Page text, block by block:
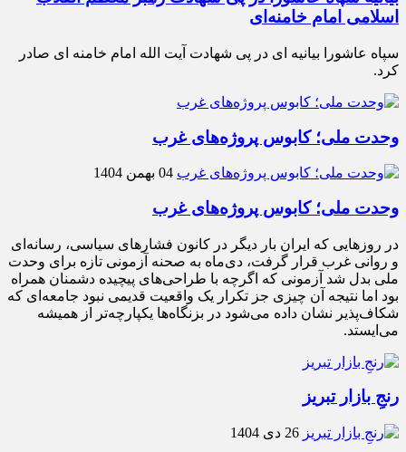
اسلامی امام خامنه‌ای
سپاه عاشورا بیانیه ای در پی شهادت آیت الله امام خامنه ای صادر
کرد.
وحدت ملی؛ کابوس پروژه‌های غرب
04 بهمن 1404
وحدت ملی؛ کابوس پروژه‌های غرب
در روزهایی که ایران بار دیگر در کانون فشارهای سیاسی، رسانه‌ای
و روانی غرب قرار گرفت، دی‌ماه به صحنه آزمونی تازه برای وحدت
ملی بدل شد آزمونی که اگرچه با طراحی‌های پیچیده دشمنان همراه
بود اما نتیجه آن چیزی جز تکرار یک واقعیت قدیمی نبود جامعه‌ای که
شکاف‌پذیر نشان داده می‌شود در بزنگاه‌ها یکپارچه‌تر از همیشه
می‌ایستد.
رنجِ بازار تبریز
26 دی 1404